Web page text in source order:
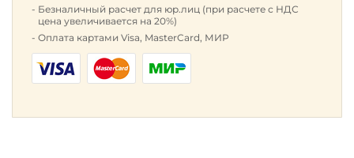
Безналичный расчет для юр.лиц (при расчете с НДС
цена увеличивается на 20%)
Оплата картами Visa, MasterCard, МИР